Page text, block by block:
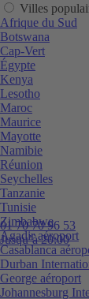
01 70 70 96 53
Jusqu’à 20:00
Villes
Afrique du Sud
Botswana
Cap-Vert
Égypte
Kenya
Lesotho
Maroc
Maurice
Mayotte
Namibie
Réunion
Seychelles
Tanzanie
Tunisie
Zimbabwe
Agadir aéroport
Casablanca
Durban
George aéroport
Johannesburg